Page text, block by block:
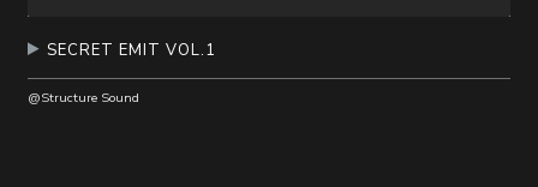
SECRET EMIT VOL.1
@Structure Sound